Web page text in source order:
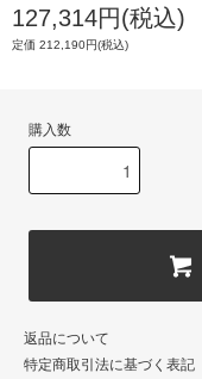
127,314円(税込)
定価 212,190円(税込)
購入数
返品について
特定商取引法に基づく表記